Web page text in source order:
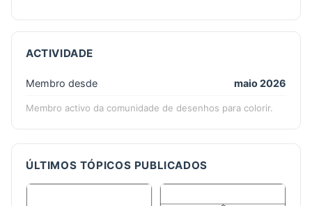
ACTIVIDADE
Membro desde maio 2026
Membro activo da comunidade de desenhos para colorir.
ÚLTIMOS TÓPICOS PUBLICADOS